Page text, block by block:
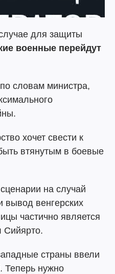
для защиты
военные перейдут
словам министра,
хочет свести к
втянутым в боевые
на случай
вывод венгерских
частично является
Сийярто.
страны ввели
Теперь нужно